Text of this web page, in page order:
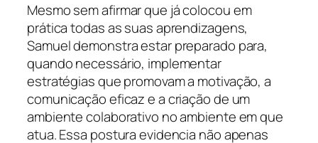
Mesmo sem afirmar que já colocou em
prática todas as suas aprendizagens,
Samuel demonstra estar preparado para,
quando necessário, implementar
estratégias que promovam a motivação, a
comunicação eficaz e a criação de um
ambiente colaborativo no ambiente em que
atua. Essa postura evidencia não apenas